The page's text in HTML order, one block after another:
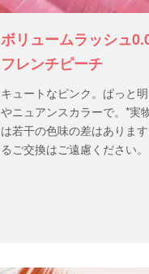
ボリュームラッシュ
フレンチピーチ
キュートなピンク。ぱっと
やニュアンスカラーで。*実
は若干の色味の差はありま
るご交換はご遠慮ください。